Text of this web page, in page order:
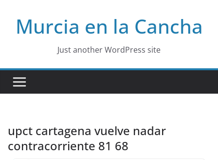
contentMurcia en la Cancha
Just another WordPress site
upct cartagena vuelve nadar
contracorriente 81 68